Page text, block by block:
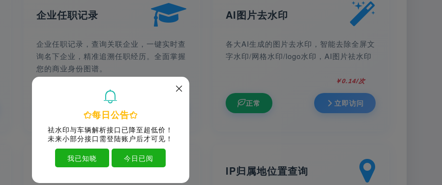
企业任职记录
企业任职记录，查询关联企业，一键实时查
询名下企业，精准追溯任职经历。全面掌握
您的商业身份图谱。
￥1/次
AI图片去水印
各大AI生成的图片去水印，智能去除全屏文
字水印/网格水印/logo水印，AI图片祛水印
￥0.14/次
正常 立即访问
余额提醒短信发送 IP归属地位置查询
每日公告
祛水印与车辆解析接口已降至超低价！
未来小部分接口需登陆账户后才可见！
我已知晓
今日已阅